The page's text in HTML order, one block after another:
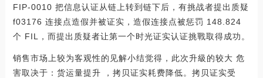
FIP-0010 把信息认证从链上转到链下后，有挑战者提出质疑
f03176 连接点造假并被证实，造假连接点被惩罚 148.824
个 FIL，而提出质疑者让第一个时光证实认证挑戰取得成功。
销售市场上较为客观性的见解小结觉得，此次升級的较大 危
害取决于：货运量提升 ，拷贝证实耗费降低。拷贝证实受